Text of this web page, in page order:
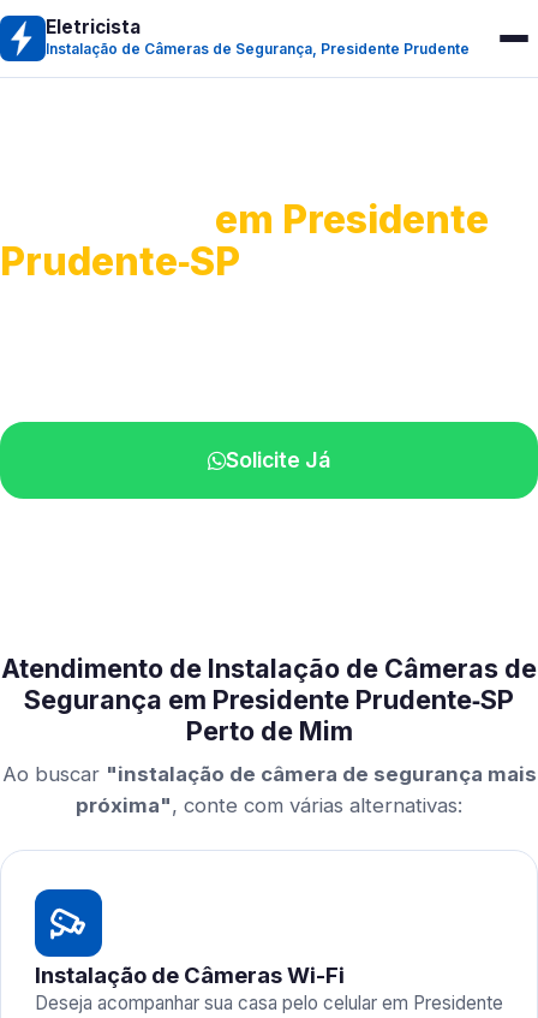
Eletricista
Instalação de Câmeras de Segurança, Presidente Prudente
em Presidente
Prudente‑SP
Solicite Já
Atendimento de Instalação de Câmeras de
Segurança em Presidente Prudente‑SP
Perto de Mim
Ao buscar "instalação de câmera de segurança mais
próxima", conte com várias alternativas:
Instalação de Câmeras Wi-Fi
Deseja acompanhar sua casa pelo celular em Presidente